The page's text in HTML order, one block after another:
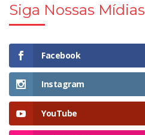
Siga Nossas Mídias
Facebook
Instagram
YouTube